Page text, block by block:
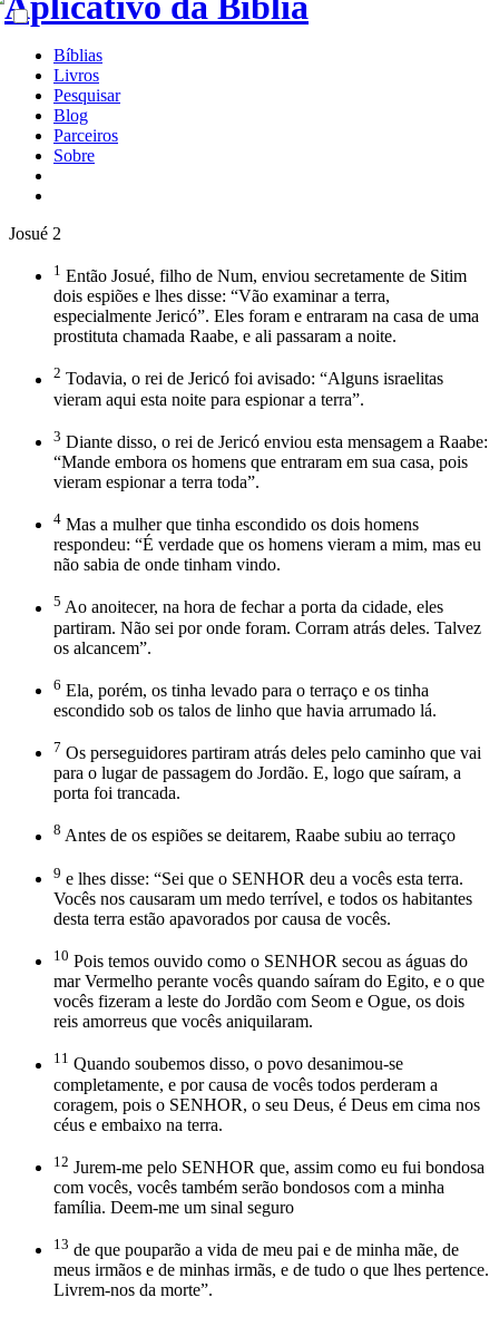
Bíblias
Livros
Pesquisar
Blog
Parceiros
Sobre
Josué 2
1 Então Josué, filho de Num, enviou secretamente de Sitim
dois espiões e lhes disse: “Vão examinar a terra,
especialmente Jericó”. Eles foram e entraram na casa de uma
prostituta chamada Raabe, e ali passaram a noite.
2 Todavia, o rei de Jericó foi avisado: “Alguns israelitas
vieram aqui esta noite para espionar a terra”.
3 Diante disso, o rei de Jericó enviou esta mensagem a Raabe:
“Mande embora os homens que entraram em sua casa, pois
vieram espionar a terra toda”.
4 Mas a mulher que tinha escondido os dois homens
respondeu: “É verdade que os homens vieram a mim, mas eu
não sabia de onde tinham vindo.
5 Ao anoitecer, na hora de fechar a porta da cidade, eles
partiram. Não sei por onde foram. Corram atrás deles. Talvez
os alcancem”.
6 Ela, porém, os tinha levado para o terraço e os tinha
escondido sob os talos de linho que havia arrumado lá.
7 Os perseguidores partiram atrás deles pelo caminho que vai
para o lugar de passagem do Jordão. E, logo que saíram, a
porta foi trancada.
8 Antes de os espiões se deitarem, Raabe subiu ao terraço
9 e lhes disse: “Sei que o SENHOR deu a vocês esta terra.
Vocês nos causaram um medo terrível, e todos os habitantes
desta terra estão apavorados por causa de vocês.
10 Pois temos ouvido como o SENHOR secou as águas do
mar Vermelho perante vocês quando saíram do Egito, e o que
vocês fizeram a leste do Jordão com Seom e Ogue, os dois
reis amorreus que vocês aniquilaram.
11 Quando soubemos disso, o povo desanimou-se
completamente, e por causa de vocês todos perderam a
coragem, pois o SENHOR, o seu Deus, é Deus em cima nos
céus e embaixo na terra.
12 Jurem-me pelo SENHOR que, assim como eu fui bondosa
com vocês, vocês também serão bondosos com a minha
família. Deem-me um sinal seguro
13 de que pouparão a vida de meu pai e de minha mãe, de
meus irmãos e de minhas irmãs, e de tudo o que lhes pertence.
Livrem-nos da morte”.